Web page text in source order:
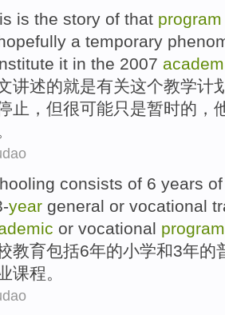
is the story of that program
a temporary
it in the 2007
讲述的就是有关这个教学计
止 ，但很可能只是暂时的，
consists of 6 years
year general or vocational
or vocational program
教育包括6年的小学和3年的
课程。